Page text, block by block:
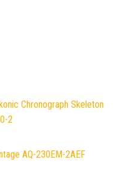
Chronograph Skeleton
2
AQ-230EM-2AEF